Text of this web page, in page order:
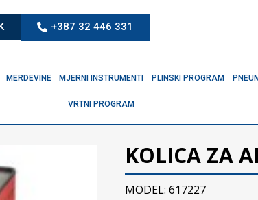
+387 32 446 331
MERDEVINE MJERNI INSTRUMENTI PLINSKI PROGRAM
VRTNI PROGRAM
KOLICA ZA
MODEL: 617227